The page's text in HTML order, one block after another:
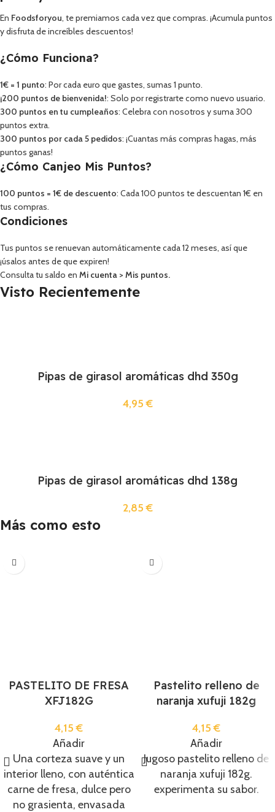
En Foodsforyou, te premiamos cada vez que compras. ¡Acumula puntos
y disfruta de increíbles descuentos!
¿Cómo Funciona?
1€ = 1 punto: Por cada euro que gastes, sumas 1 punto.
¡200 puntos de bienvenida!: Solo por registrarte como nuevo usuario.
300 puntos en tu cumpleaños: Celebra con nosotros y suma 300
puntos extra.
300 puntos por cada 5 pedidos: ¡Cuantas más compras hagas, más
puntos ganas!
¿Cómo Canjeo Mis Puntos?
100 puntos = 1€ de descuento: Cada 100 puntos te descuentan 1€ en
tus compras.
Condiciones
Tus puntos se renuevan automáticamente cada 12 meses, así que
¡úsalos antes de que expiren!
Consulta tu saldo en Mi cuenta > Mis puntos.
Visto Recientemente
Pipas de girasol aromáticas dhd 350g
4,95€
Pipas de girasol aromáticas dhd 138g
2,85€
Más como esto
PASTELITO DE FRESA
XFJ182G
4,15€
Añadir
Una corteza suave y un
interior lleno, con auténtica
carne de fresa, dulce pero
no grasienta, envasada
Pastelito relleno de
naranja xufuji 182g
4,15€
Añadir
Jugoso pastelito relleno de
naranja xufuji 182g.
experimenta su sabor.